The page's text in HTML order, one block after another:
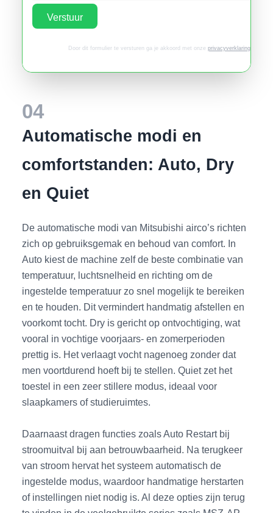
Verstuur
Door dit formulier te versturen ga je akkoord met onze privacyverklaring.
04
Automatische modi en
comfortstanden: Auto, Dry
en Quiet
De automatische modi van Mitsubishi airco’s richten
zich op gebruiksgemak en behoud van comfort. In
Auto kiest de machine zelf de beste combinatie van
temperatuur, luchtsnelheid en richting om de
ingestelde temperatuur zo snel mogelijk te bereiken
en te houden. Dit vermindert handmatig afstellen en
voorkomt tocht. Dry is gericht op ontvochtiging, wat
vooral in vochtige voorjaars- en zomerperioden
prettig is. Het verlaagt vocht nagenoeg zonder dat
men voortdurend hoeft bij te stellen. Quiet zet het
toestel in een zeer stillere modus, ideaal voor
slaapkamers of studieruimtes.
Daarnaast dragen functies zoals Auto Restart bij
stroomuitval bij aan betrouwbaarheid. Na terugkeer
van stroom hervat het systeem automatisch de
ingestelde modus, waardoor handmatige herstarten
of instellingen niet nodig is. Al deze opties zijn terug